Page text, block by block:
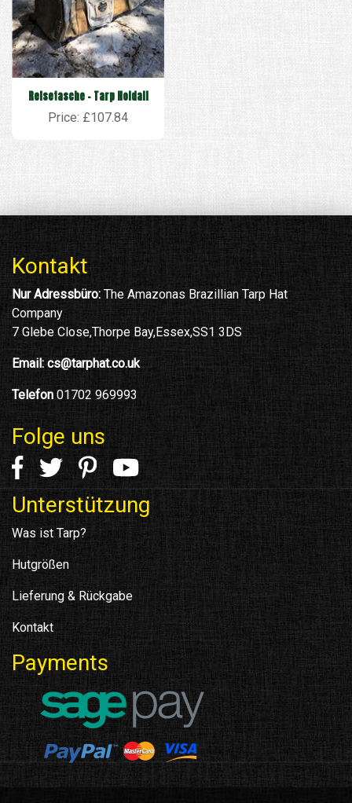
Reisetasche - Tarp Holdall
Price: £107.84
Kontakt
Nur Adressbüro: The Amazonas Brazillian Tarp Hat
Company
7 Glebe Close,Thorpe Bay,Essex,SS1 3DS
Email:cs@tarphat.co.uk
Telefon 01702 969993
Folge uns
Unterstützung
Was ist Tarp?
Hutgrößen
Lieferung & Rückgabe
Kontakt
Payments